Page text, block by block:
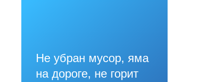
Не убран мусор, яма
на дороге, не горит